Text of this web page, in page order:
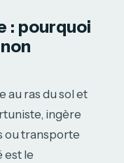
: pourquoi
au ras du sol et
ingère
ou transporte
est le